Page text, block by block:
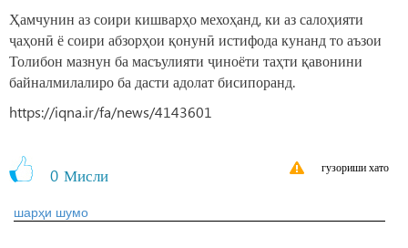
Ҳамчунин аз соири кишварҳо мехоҳанд, ки аз салоҳияти
ҷаҳонӣ ё соири абзорҳои қонунӣ истифода кунанд то аъзои
Толибон мазнун ба масъулияти ҷиноёти таҳти қавонини
байналмилалиро ба дасти адолат бисипоранд.
https://iqna.ir/fa/news/4143601
0 Мисли гузориши хато
шарҳи шумо